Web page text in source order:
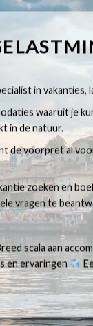
in vakanties,
waaruit je
in de natuur.
de voorpret al
zoeken en
vragen te
scala aan
en ervaringen